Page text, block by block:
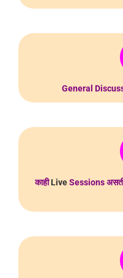
General
काहीLiveSessions